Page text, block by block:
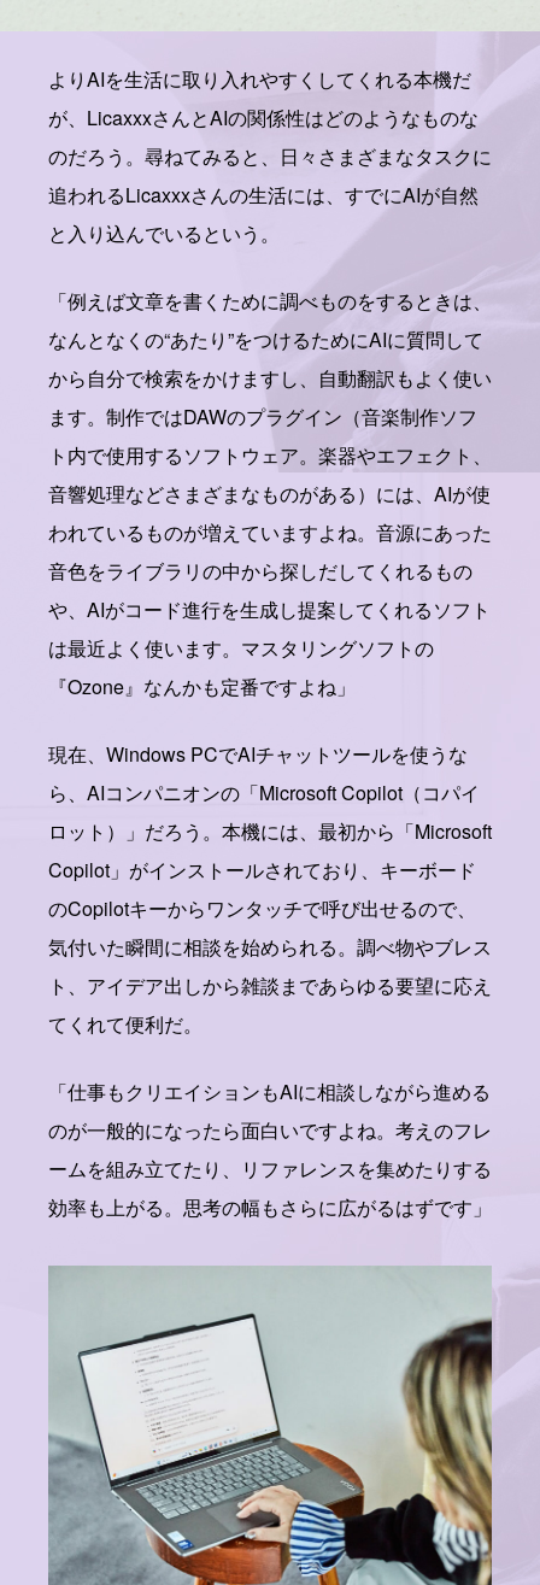
よりAIを生活に取り入れやすくしてくれる本機だ
が、LicaxxxさんとAIの関係性はどのようなものな
のだろう。尋ねてみると、日々さまざまなタスクに
追われるLicaxxxさんの生活には、すでにAIが自然
と入り込んでいるという。
「例えば文章を書くために調べものをするときは、
なんとなくの“あたり”をつけるためにAIに質問して
から自分で検索をかけますし、自動翻訳もよく使い
ます。制作ではDAWのプラグイン（音楽制作ソフ
ト内で使用するソフトウェア。楽器やエフェクト、
音響処理などさまざまなものがある）には、AIが使
われているものが増えていますよね。音源にあった
音色をライブラリの中から探しだしてくれるもの
や、AIがコード進行を生成し提案してくれるソフト
は最近よく使います。マスタリングソフトの
『Ozone』なんかも定番ですよね」
現在、Windows PCでAIチャットツールを使うな
ら、AIコンパニオンの「Microsoft Copilot（コパイ
ロット）」だろう。本機には、最初から「Microsoft
Copilot」がインストールされており、キーボード
のCopilotキーからワンタッチで呼び出せるので、
気付いた瞬間に相談を始められる。調べ物やブレス
ト、アイデア出しから雑談まであらゆる要望に応え
てくれて便利だ。
「仕事もクリエイションもAIに相談しながら進める
のが一般的になったら面白いですよね。考えのフレ
ームを組み立てたり、リファレンスを集めたりする
効率も上がる。思考の幅もさらに広がるはずです」